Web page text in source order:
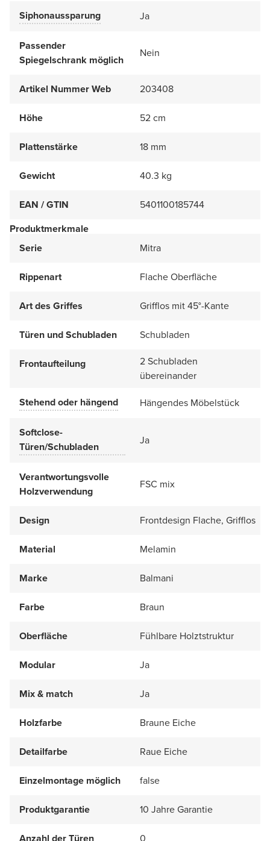
Siphonaussparung Ja
Passender
Spiegelschrank möglich
Nein
Artikel Nummer Web 203408
Höhe 52 cm
Plattenstärke 18 mm
Gewicht 40.3 kg
EAN / GTIN
5401100185744
Produktmerkmale
Serie
Mitra
Rippenart Flache Oberfläche
Art des Griffes Grifflos mit 45°-Kante
Türen und Schubladen Schubladen
Frontaufteilung
2 Schubladen
übereinander
Stehend oder hängend
Hängendes Möbelstück
Softclose-
Türen/Schubladen
Ja
Verantwortungsvolle
Holzverwendung
FSC mix
Design Frontdesign Flache, Grifflos
Material Melamin
Marke Balmani
Farbe Braun
Oberfläche Fühlbare Holztstruktur
Modular Ja
Mix & match Ja
Holzfarbe Braune Eiche
Detailfarbe Raue Eiche
Einzelmontage möglich false
Produktgarantie 10 Jahre Garantie